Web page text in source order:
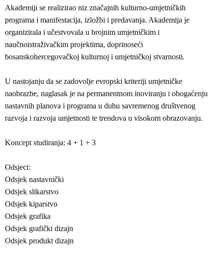
Akademiji se realizirao niz značajnih kulturno-umjetničkih
programa i manifestacija, izložbi i predavanja. Akademija je
organizirala i učestvovala u brojnim umjetničkim i
naučnoistraživačkim projektima, doprinoseći
bosanskohercegovačkoj kulturnoj i umjetničkoj stvarnosti.
U nastojanju da se zadovolje evropski kriteriji umjetničke
naobrazbe, naglasak je na permanentnom inoviranju i obogaćenju
nastavnih planova i programa u duhu savremenog društvenog
razvoja i razvoja umjetnosti te trendova u visokom obrazovanju.
Koncept studiranja: 4 + 1 + 3
Odsjeci:
Odsjek nastavnički
Odsjek slikarstvo
Odsjek kiparstvo
Odsjek grafika
Odsjek grafički dizajn
Odsjek produkt dizajn